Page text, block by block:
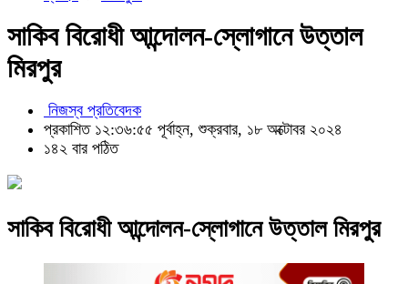
সাকিব বিরোধী আন্দোলন-স্লোগানে উত্তাল
মিরপুর
নিজস্ব প্রতিবেদক
প্রকাশিত ১২:৩৬:৫৫ পূর্বাহ্ন, শুক্রবার, ১৮ অক্টোবর ২০২৪
১৪২ বার পঠিত
সাকিব বিরোধী আন্দোলন-স্লোগানে উত্তাল মিরপুর